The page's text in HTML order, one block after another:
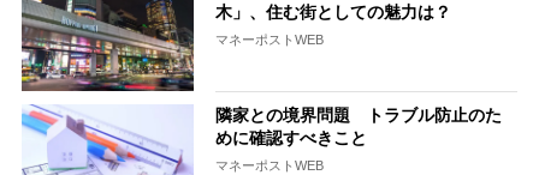
木」、住む街としての魅力は？
マネーポストWEB
隣家との境界問題 トラブル防止のた
めに確認すべきこと
マネーポストWEB